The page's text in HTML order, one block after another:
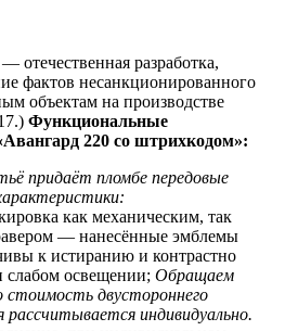
— отечественная разработка,
фактов несанкционированного
объектам на производстве
Функциональные
220 со штрихкодом»:
придаёт пломбе передовые
как механическим, так
— нанесённые эмблемы
к истиранию и контрастно
освещении; Обращаем
стоимость двустороннего
рассчитывается индивидуально.